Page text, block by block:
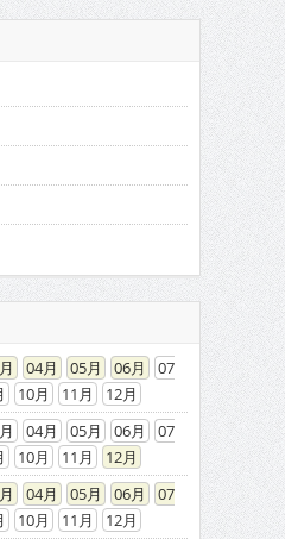
04 05 06
07
10 11
12
04 05 06
07
10 11
12
04 05 06
07
10 11
12